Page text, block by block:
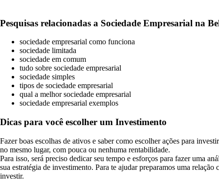
Pesquisas relacionadas a Sociedade Empresarial na
sociedade empresarial como funciona
sociedade limitada
sociedade em comum
tudo sobre sociedade empresarial
sociedade simples
tipos de sociedade empresarial
qual a melhor sociedade empresarial
sociedade empresarial exemplos
Dicas para você escolher um Investimento
Fazer boas escolhas de ativos e saber como escolher ações para
no mesmo lugar, com pouca ou nenhuma rentabilidade.
Para isso, será preciso dedicar seu tempo e esforços para fazer uma
sua estratégia de investimento. Para te ajudar preparamos uma
investir.